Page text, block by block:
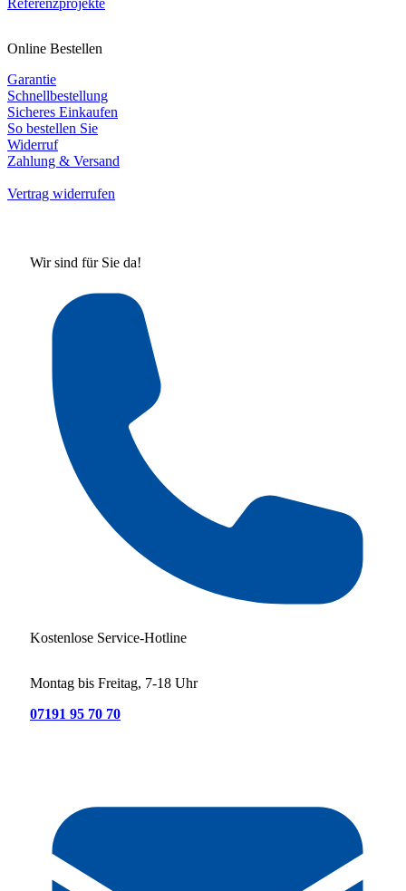
Online Bestellen
Garantie
Schnellbestellung
Sicheres Einkaufen
So bestellen Sie
Widerruf
Zahlung & Versand
Vertrag widerrufen
Wir sind für Sie da!
Kostenlose Service-Hotline
Montag bis Freitag, 7-18 Uhr
07191 95 70 70